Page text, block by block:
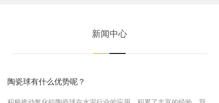
新闻中心
陶瓷球有什么优势呢？